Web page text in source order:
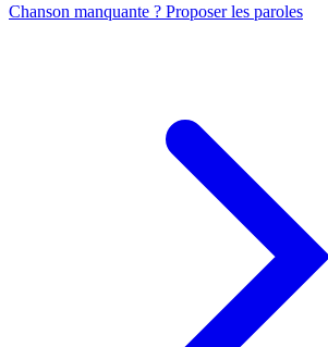
Chanson manquante ? Proposer les paroles